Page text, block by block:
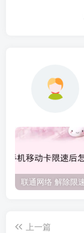
上一篇